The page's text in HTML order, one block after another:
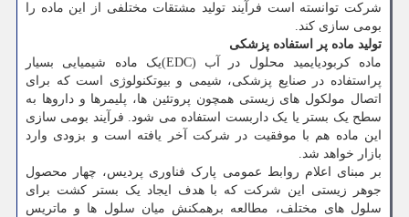
شرکت توانسته است فرآیند تولید مشتقات مختلفی از این ماده را
بومی­ سازی کند.
تولید ماده پر استفاده پزشکی
ماده کربودی­ایمید محلول در آب (EDC)یک ماده شیمیایی بسیار
پراستفاده در صنایع پزشکی، شیمی و بیوتکنولوژی است که برای
اتصال مولکول ­های زیستی همچون پروتئین ­ها، پلیمر­ها و داروها به
سطح یک بستر یا یک داربست استفاده می ­شود. فرآیند بومی ­سازی
این ماده هم با موفقیت در شرکت آخر یافته است و بزودی وارد
بازار خواهد شد.
بر مبنای اعلام روابط عمومی پارک فناوری پردیس، چهار محصول
جوهر زیستی این شرکت که با هدف ایجاد یک بستر کشت برای
سلول ­های مختلف، مطالعه برهم­کنش میان سلول ­ها و ماتریس